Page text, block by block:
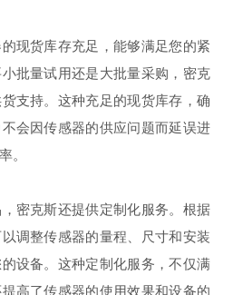
货库存充足，能够满足您的紧
批量试用还是大批量采购，密克
支持。这种充足的现货库存，确
会因传感器的供应问题而延误进
。
克斯还提供定制化服务。根据
调整传感器的量程、尺寸和安装
设备。这种定制化服务，不仅满
高了传感器的使用效果和设备的